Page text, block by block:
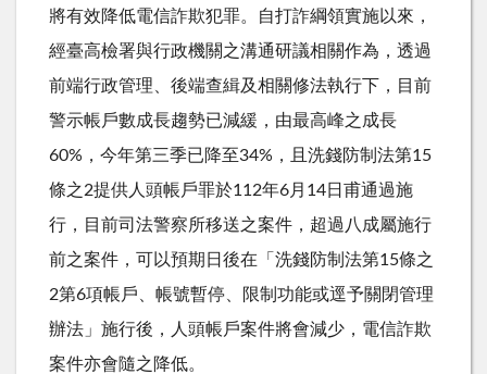
將有效降低電信詐欺犯罪。自打詐綱領實施以來，
經臺高檢署與行政機關之溝通研議相關作為，透過
前端行政管理、後端查緝及相關修法執行下，目前
警示帳戶數成長趨勢已減緩，由最高峰之成長
60% ，今年第三季已降至34% ，且洗錢防制法第15
條之2提供人頭帳戶罪於112年6月 14日甫通過施
行，目前司法警察所移送之案件，超過八成屬施行
前之案件，可以預期日後在「洗錢防制法第15條之
2第6項帳戶、帳號暫停、限制功能或逕予關閉管理
辦法」施行後，人頭帳戶案件將會減少，電信詐欺
案件亦會隨之降低。